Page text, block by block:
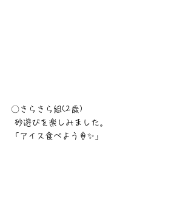
〇きらきら組(2歳)
砂遊びを楽しみました。
「アイス食べよう🍦✨️」